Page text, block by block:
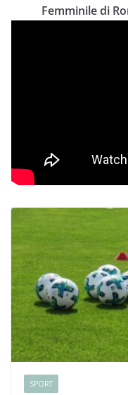
Femminile di
SPORT